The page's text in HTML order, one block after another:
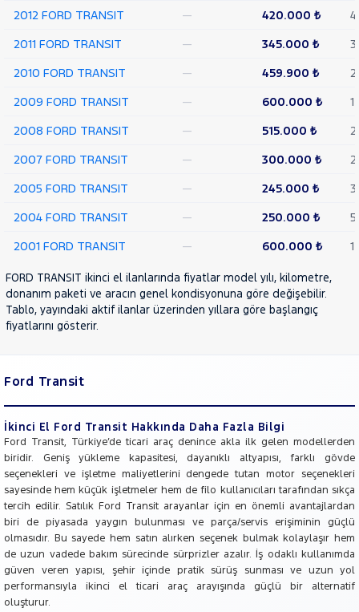
TAVAN
CUSTOM
ISUZU
Iveco
Jaecoo
KIA
LANCIA
BENZ
MINI
MITSUBISHI
MOTORSIKLET
NISSAN
OPEL
PEUGEOT
RENAULT
SEAT
SKODA
SSANGYONG
2012 FORD TRANSIT
— 420.000 ₺
4
2011 FORD TRANSIT
— 345.000 ₺
3
2010 FORD TRANSIT
— 459.900 ₺
2
2009 FORD TRANSIT
— 600.000 ₺
1
2008 FORD TRANSIT
— 515.000 ₺
2
2007 FORD TRANSIT
— 300.000 ₺
2
2005 FORD TRANSIT
— 245.000 ₺
3
2004 FORD TRANSIT
— 250.000 ₺
5
2001 FORD TRANSIT
— 600.000 ₺ 1
FORD TRANSIT ikinci el ilanlarında fiyatlar model yılı, kilometre,
donanım paketi ve aracın genel kondisyonuna göre değişebilir.
Tablo, yayındaki aktif ilanlar üzerinden yıllara göre başlangıç
fiyatlarını gösterir.
Ford Transit
İkinci El Ford Transit Hakkında Daha Fazla Bilgi
Ford Transit, Türkiye’de ticari araç denince akla ilk gelen modellerden
biridir. Geniş yükleme kapasitesi, dayanıklı altyapısı, farklı gövde
seçenekleri ve işletme maliyetlerini dengede tutan motor seçenekleri
sayesinde hem küçük işletmeler hem de filo kullanıcıları tarafından sıkça
tercih edilir. Satılık Ford Transit arayanlar için en önemli avantajlardan
biri de piyasada yaygın bulunması ve parça/servis erişiminin güçlü
olmasıdır. Bu sayede hem satın alırken seçenek bulmak kolaylaşır hem
de uzun vadede bakım sürecinde sürprizler azalır. İş odaklı kullanımda
güven veren yapısı, şehir içinde pratik sürüş sunması ve uzun yol
performansıyla ikinci el ticari araç arayışında güçlü bir alternatif
oluşturur.